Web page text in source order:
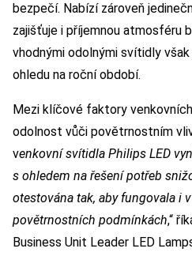
bezpečí. Nabízí zároveň
zajišťuje i příjemnou atmosféru
vhodnými odolnými svítidly
ohledu na roční období.
Mezi klíčové faktory
odolnost vůči povětrnostním
venkovní svítidla Philips LED
s ohledem na řešení potřeb
otestována tak, aby fungovala i
povětrnostních podmínkách,“
Business Unit Leader LED